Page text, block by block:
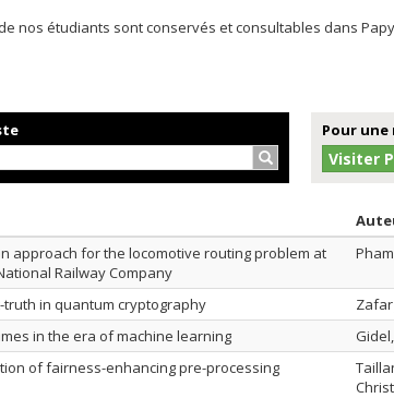
nos étudiants sont conservés et consultables dans
Rechercher…
Pour
Visiter
ordre croissant
titre en ordre croissant
approach for the locomotive routing problem at
Railway Company
truth in quantum cryptography
in the era of machine learning
of fairness-enhancing pre-processing